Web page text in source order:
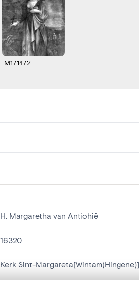
M171472
H. Margaretha van Antiohië
16320
Kerk Sint-Margareta[Wintam(Hingene)]